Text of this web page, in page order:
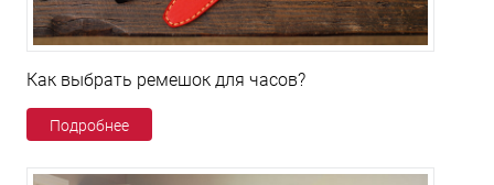
Как выбрать ремешок для часов?
Подробнее